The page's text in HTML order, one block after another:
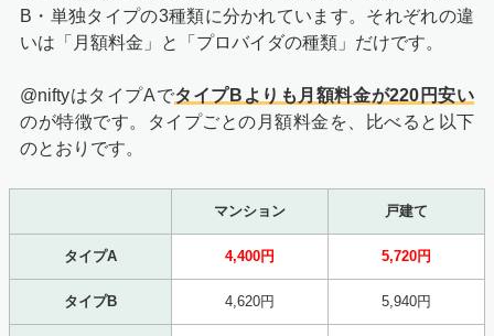
B・単独タイプの3種類に分かれています。それぞれの違
いは「月額料金」と「プロバイダの種類」だけです。
@niftyはタイプAでタイプBよりも月額料金が220円安い
のが特徴です。タイプごとの月額料金を、比べると以下
のとおりです。
マンション 戸建て
タイプA 4,400円 5,720円
タイプB 4,620円 5,940円